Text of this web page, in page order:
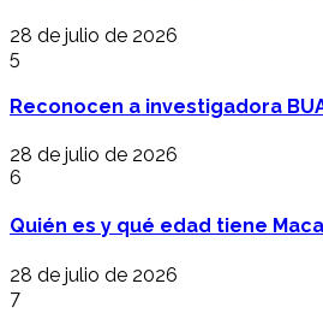
28 de julio de 2026
5
Reconocen a investigadora
28 de julio de 2026
6
Quién es y qué edad tiene
28 de julio de 2026
7